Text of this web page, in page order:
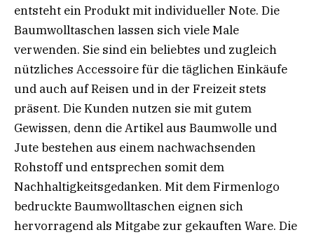
entsteht ein Produkt mit individueller Note. Die
Baumwolltaschen lassen sich viele Male
verwenden. Sie sind ein beliebtes und zugleich
nützliches Accessoire für die täglichen Einkäufe
und auch auf Reisen und in der Freizeit stets
präsent. Die Kunden nutzen sie mit gutem
Gewissen, denn die Artikel aus Baumwolle und
Jute bestehen aus einem nachwachsenden
Rohstoff und entsprechen somit dem
Nachhaltigkeitsgedanken. Mit dem Firmenlogo
bedruckte Baumwolltaschen eignen sich
hervorragend als Mitgabe zur gekauften Ware. Die